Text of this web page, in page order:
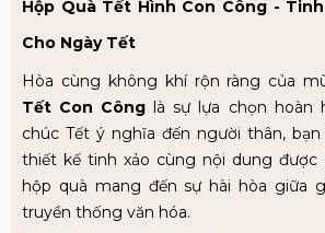
Hộp Quà Tết Hình Con Công -
Cho Ngày Tết
Hòa cùng không khí rộn ràng của
Tết Con Công là sự lựa chọn hoàn
chúc Tết ý nghĩa đến người thân,
thiết kế tinh xảo cùng nội dung được
hộp quà mang đến sự hài hòa giữa
truyền thống văn hóa.